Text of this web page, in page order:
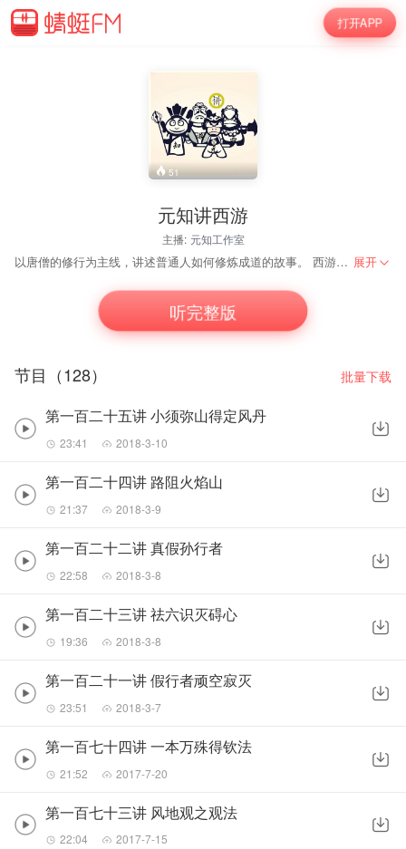
打开APP
51
元知讲西游
主播: 元知工作室
以唐僧的修行为主线，讲述普通人如何修炼成道的故事。 西游记不只是神话故事，更是道脉传承的一部经典，说出修行的次第步骤，火候药物一一说明。 西游记不可不说是经典中的经典，传奇中传奇！ 展开
听完整版
节目（128） 批量下载
第一百二十五讲 小须弥山得定风丹
23:41 2018-3-10
第一百二十四讲 路阻火焰山
21:37 2018-3-9
第一百二十二讲 真假孙行者
22:58 2018-3-8
第一百二十三讲 祛六识灭碍心
19:36 2018-3-8
第一百二十一讲 假行者顽空寂灭
23:51 2018-3-7
第一百七十四讲 一本万殊得钦法
21:52 2017-7-20
第一百七十三讲 风地观之观法
22:04 2017-7-15